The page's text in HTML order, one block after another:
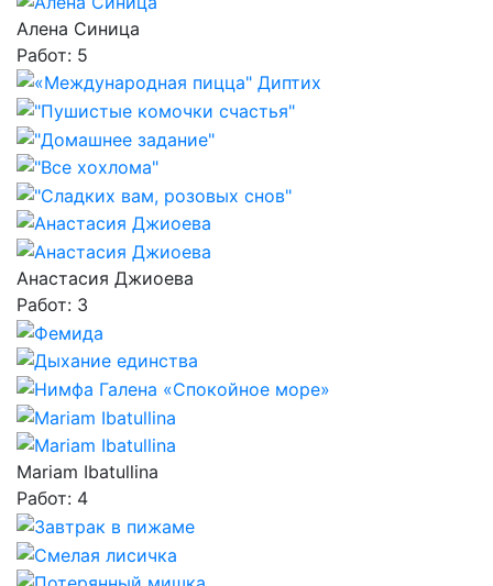
Алена Синица
Работ: 5
Анастасия Джиоева
Работ: 3
Mariam Ibatullina
Работ: 4